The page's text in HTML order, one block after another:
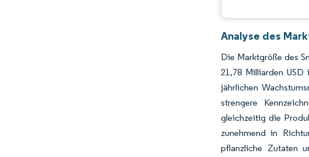
Analyse des
Die Marktgröße des
21,78 Milliarden
jährlichen
strengere
gleichzeitig die
zunehmend in
pflanzliche Zutaten